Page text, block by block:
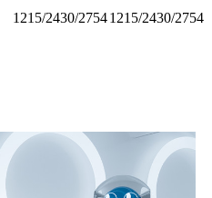
1215/2430/27541215/2430/2754